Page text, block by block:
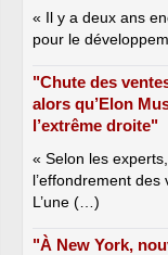
« Il y a deux ans
pour le
"Chute des
alors qu’Elon
l’extrême droite"
« Selon les
l’effondrement des
L’une (…)
"À New York,